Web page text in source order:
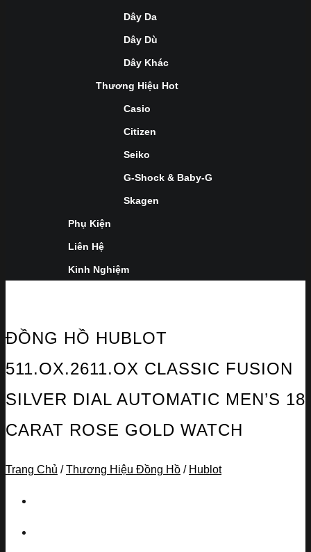
Dây Da
Dây Dù
Dây Khác
Thương Hiệu Hot
Casio
Citizen
Seiko
G-Shock & Baby-G
Skagen
Phụ Kiện
Liên Hệ
Kinh Nghiệm
ĐỒNG HỒ HUBLOT
511.OX.2611.OX CLASSIC FUSION
SILVER DIAL AUTOMATIC MEN’S 18
CARAT ROSE GOLD WATCH
Trang Chủ / Thương Hiệu Đồng Hồ / Hublot